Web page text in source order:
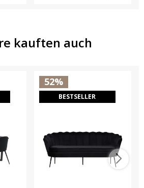
kauften auch
52%
BESTSELLER